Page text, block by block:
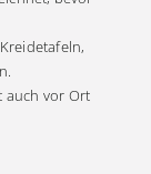
auch vor Ort